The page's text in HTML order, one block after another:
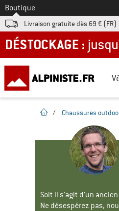
Vers le
Boutique
Livraison gratuite dès 69 € (FR)
DÉSTOCKAGE : jusqu'à -60 %
Page d'accueil
/ Chaussures
Soit il s'agit d'un
Ne désespérez pas,